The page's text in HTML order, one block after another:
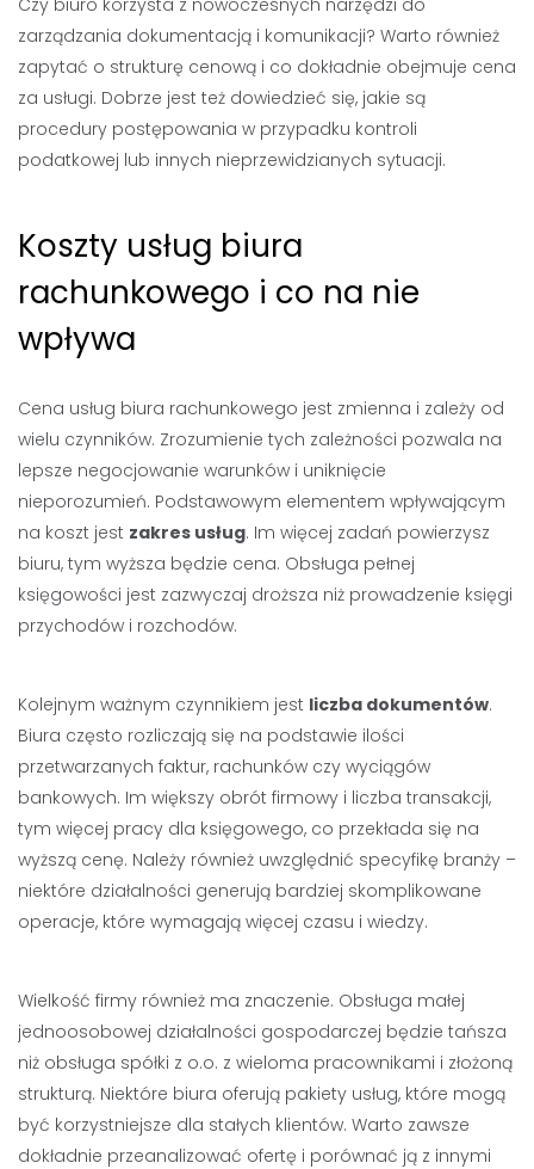
Czy biuro korzysta z nowoczesnych narzędzi do
zarządzania dokumentacją i komunikacji? Warto również
zapytać o strukturę cenową i co dokładnie obejmuje cena
za usługi. Dobrze jest też dowiedzieć się, jakie są
procedury postępowania w przypadku kontroli
podatkowej lub innych nieprzewidzianych sytuacji.
Koszty usług biura
rachunkowego i co na nie
wpływa
Cena usług biura rachunkowego jest zmienna i zależy od
wielu czynników. Zrozumienie tych zależności pozwala na
lepsze negocjowanie warunków i uniknięcie
nieporozumień. Podstawowym elementem wpływającym
na koszt jest zakres usług. Im więcej zadań powierzysz
biuru, tym wyższa będzie cena. Obsługa pełnej
księgowości jest zazwyczaj droższa niż prowadzenie księgi
przychodów i rozchodów.
Kolejnym ważnym czynnikiem jest liczba dokumentów.
Biura często rozliczają się na podstawie ilości
przetwarzanych faktur, rachunków czy wyciągów
bankowych. Im większy obrót firmowy i liczba transakcji,
tym więcej pracy dla księgowego, co przekłada się na
wyższą cenę. Należy również uwzględnić specyfikę branży –
niektóre działalności generują bardziej skomplikowane
operacje, które wymagają więcej czasu i wiedzy.
Wielkość firmy również ma znaczenie. Obsługa małej
jednoosobowej działalności gospodarczej będzie tańsza
niż obsługa spółki z o.o. z wieloma pracownikami i złożoną
strukturą. Niektóre biura oferują pakiety usług, które mogą
być korzystniejsze dla stałych klientów. Warto zawsze
dokładnie przeanalizować ofertę i porównać ją z innymi